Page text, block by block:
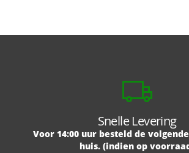
Snelle Levering
Voor 14:00 uur besteld de
huis. (indien op